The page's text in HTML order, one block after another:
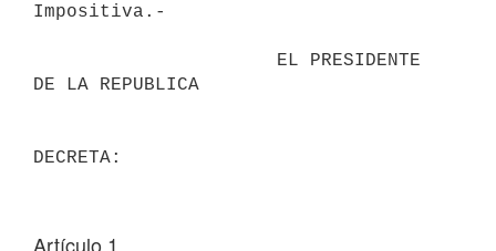
Impositiva.-
DE LA REPUBLICA
Artículo 1